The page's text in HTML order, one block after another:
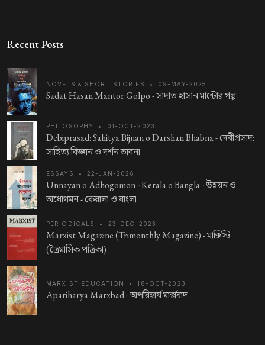
Recent Posts
NOVELS & SHORT STORIES • 09-MAY-2025
Sadat Hasan Mantor Golpo -সাদাত হাসান মান্টোর গল্প
PHILOSOPHY • 01-OCT-2023
Debiprasad: Sahitya Bijnan o Darshan Bhabna -দেবীপ্রসাদ:
সাহিত্য বিজ্ঞান ও দর্শন ভাবনা
ESSAYS • 22-JAN-2026
Unnayan o Adhogomon - Kerala o Bangla -উন্নয়ন ও
অধোগমন - কেরালা ও বাংলা
PERIODICALS • 23-DEC-2023
Marxist Magazine (Trimonthly Magazine) -মার্ক্সিস্ট
(ত্রৈমাসিক পত্রিকা)
MARXIST EDUCATION • 18-OCT-2023
Apariharya Marxbad -অপরিহার্য মার্ক্সবাদ